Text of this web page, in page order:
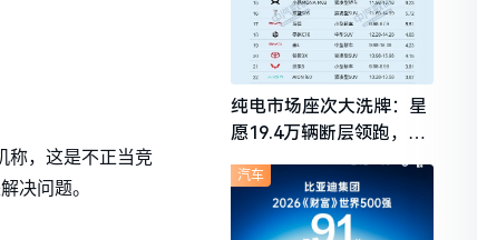
称，这是不正当竞
决问题。
纯电市场座次大洗牌：星
愿19.4万辆断层领跑，理
想i6成最强黑马
汽车